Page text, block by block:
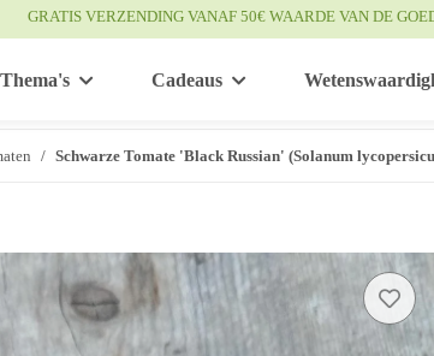
GRATIS VERZENDING VANAF 50€ WAARDE VAN DE
Thema's Cadeaus
Schwarze Tomate 'Black Russian' (Solanum